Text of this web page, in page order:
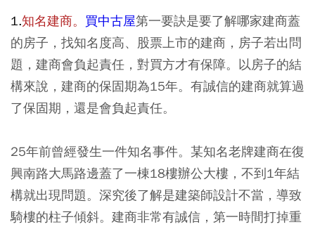
1.知名建商。 買中古屋第一要訣是要了解哪家建商蓋
的房子，找知名度高、股票上市的建商，房子若出問
題，建商會負起責任，對買方才有保障。以房子的結
構來說，建商的保固期為15年。有誠信的建商就算過
了保固期，還是會負起責任。
25年前曾經發生一件知名事件。某知名老牌建商在復
興南路大馬路邊蓋了一棟18樓辦公大樓，不到1年結
構就出現問題。深究後了解是建築師設計不當，導致
騎樓的柱子傾斜。建商非常有誠信，第一時間打掉重